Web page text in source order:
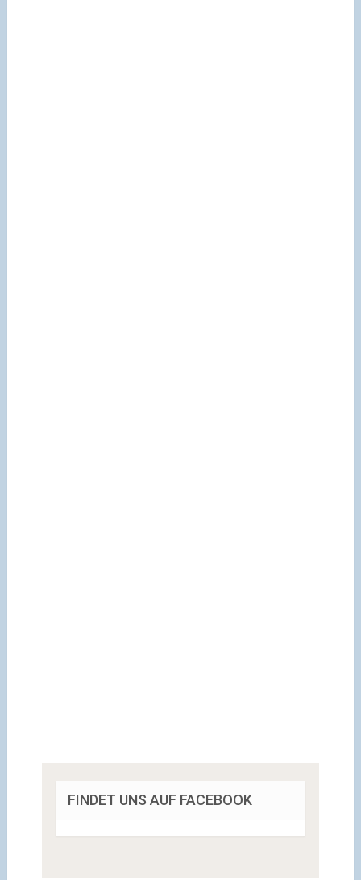
FINDET UNS AUF FACEBOOK